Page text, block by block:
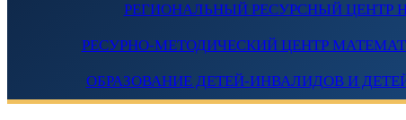
РЕГИОНАЛЬНЫЙ РЕСУРСНЫЙ ЦЕНТР
РЕСУРНО-МЕТОДИЧЕСКИЙ ЦЕНТР
ОБРАЗОВАНИЕ ДЕТЕЙ-ИНВАЛИДОВ И